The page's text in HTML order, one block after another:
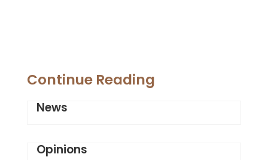
Continue Reading
News
Opinions